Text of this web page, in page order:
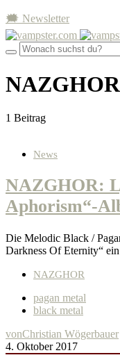
🗯 Newsletter
NAZGHOR
1 Beitrag
News
NAZGHOR:
Aphorism“-
Die Melodic Black /
Darkness Of Eternity“
NAZGHOR
pagan metal
black metal
vonChristian Wögerbauer
4. Oktober 2017